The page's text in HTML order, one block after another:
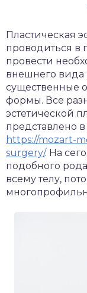
Пластическая
проводиться в
провести
внешнего вида
существенные
формы. Все
эстетической
представлено
https://mozart-
surgery/. На
подобного
всему телу,